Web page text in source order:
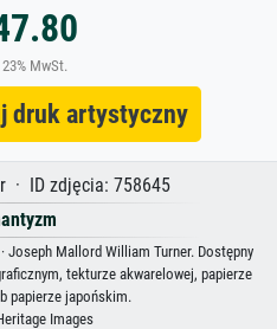
MwSt.
druk artystyczny
· ID zdjęcia: 758645
Joseph Mallord William Turner. Dostępny
tekturze akwarelowej, papierze
papierze japońskim.
Images